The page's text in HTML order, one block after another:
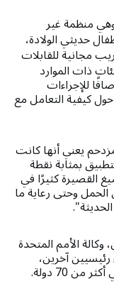
منظمة غير
حديثي الولادة،
مجانية للقابلات
ذات الموارد
للإجراءات
كيفية التعامل مع
يعني أنها كانت
بمثابة نقطة
القصيرة كثيرًا في
الحمل وحتى رعاية ما
الأمم المتحدة
رئيسيين آخرين،